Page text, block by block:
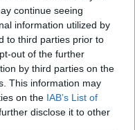
continue seeing
information utilized by
to third parties prior to
out of the further
by third parties on the
This information may
on the IAB’s List of
disclose it to other